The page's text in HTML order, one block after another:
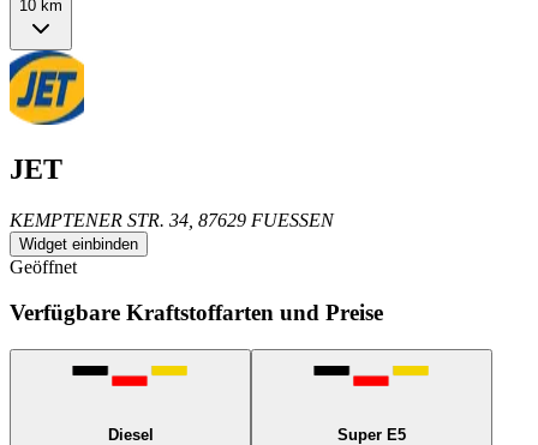
10 km
JET
KEMPTENER STR. 34, 87629 FUESSEN
Widget einbinden
Geöffnet
Verfügbare Kraftstoffarten und Preise
Diesel Super E5